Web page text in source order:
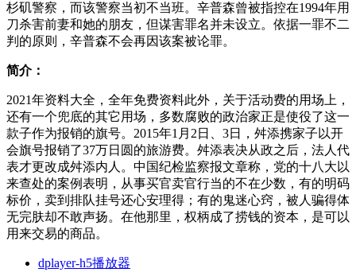
杉矶警察，而该警察当初不当班。辛普森曾被指控在1994年用
刀杀害前妻和她的朋友，但谋害罪名并未设立。依据一罪不二
判的原则，辛普森不会再因该案被论罪。
简介：
2021年资料大全，全年免费资料此外，关于活动费的用场上，
还有一个兜底的其它用场，多数腐败的政治家正是使役了这一
款子作为报销的旗号。2015年1月2日、3日，舛添携家子以开
会旗号报销了37万日圆的旅游费。舛添表决从政之后，法人代
表才更改成舛添内人。中国纪检监察报文章称，党的十八大以
来查处的案例表明，从事买官卖官行当的不在少数，有的明码
标价，卖到排队挂号还心安理得；有的鬼迷心窍，被人骗得体
无完肤却不敢声扬。在他那里，权柄成了捞钱的资本，是可以
用来交易的商品。
dplayer-h5播放器